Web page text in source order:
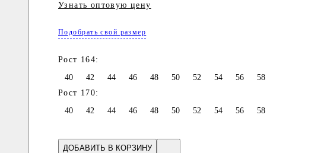
Узнать оптовую цену
Подобрать свой размер
Рост 164:
40
42 44 46 48 50 52 54 56
58
Рост 170:
40
42 44 46 48 50 52 54 56 58
ДОБАВИТЬ В КОРЗИНУ